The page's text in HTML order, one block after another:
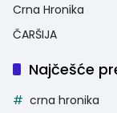
Crna Hronika
ČARŠIJA
Najčešće
crna hronika